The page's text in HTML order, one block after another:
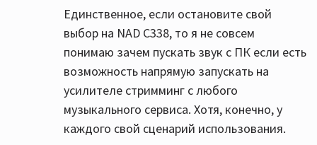
Единственное, если остановите свой
выбор на NAD C338, то я не совсем
понимаю зачем пускать звук с ПК если есть
возможность напрямую запускать на
усилителе стримминг с любого
музыкального сервиса. Хотя, конечно, у
каждого свой сценарий использования.